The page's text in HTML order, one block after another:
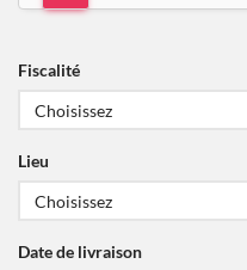
Fiscalité
Lieu
Date de livraison